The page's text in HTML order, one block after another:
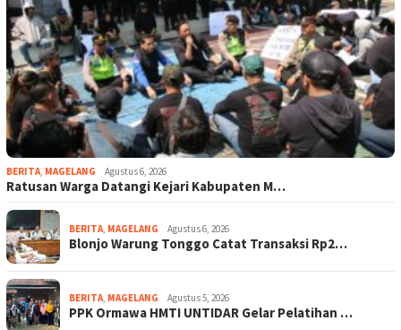
BERITA MAGELANG Agustus 6, 2026
Ratusan Warga Datangi Kejari Kabupaten M…
BERITA MAGELANG Agustus 6, 2026
Blonjo Warung Tonggo Catat Transaksi Rp2…
BERITA MAGELANG Agustus 5, 2026
PPK Ormawa HMTI UNTIDAR Gelar Pelatihan …